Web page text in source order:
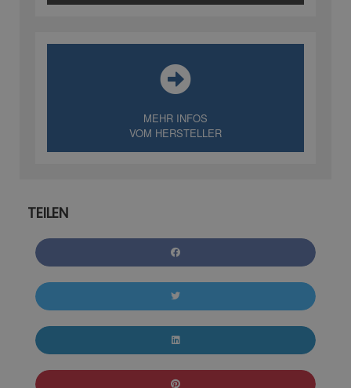
MEHR INFOS
VOM HERSTELLER
TEILEN